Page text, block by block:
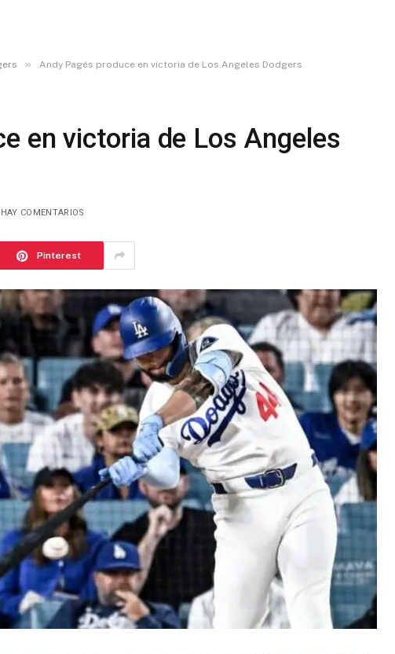
» Andy Pagés produce en victoria de Los Angeles Dodgers
en victoria de Los Angeles
COMENTARIOS
Pinterest